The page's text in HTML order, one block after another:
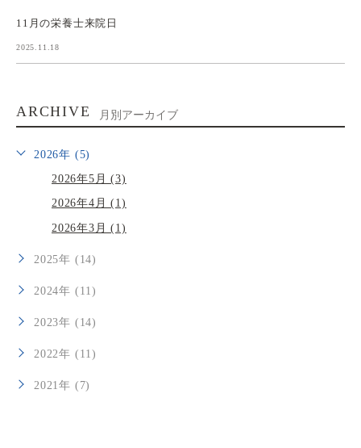
11月の栄養士来院日
2025.11.18
ARCHIVE 月別アーカイブ
2026年 (5)
2026年5月 (3)
2026年4月 (1)
2026年3月 (1)
2025年 (14)
2024年 (11)
2023年 (14)
2022年 (11)
2021年 (7)